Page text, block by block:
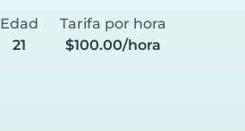
Edad
21
Tarifa por hora
$100.00/hora